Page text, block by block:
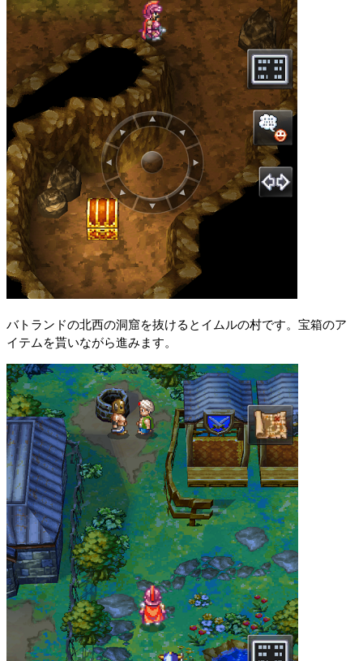
バトランドの北西の洞窟を抜けるとイムルの村です。宝箱のア
イテムを貰いながら進みます。